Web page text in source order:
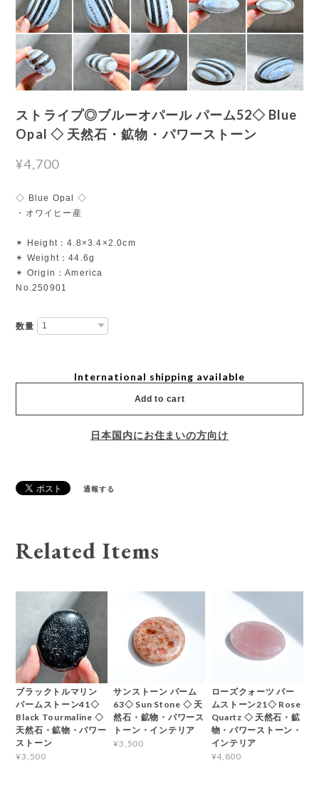
ストライプ◎ブルーオパール パーム52◇ Blue
Opal ◇ 天然石・鉱物・パワーストーン
¥4,700
◇ Blue Opal ◇
・オワイヒー産
✴︎ Height：4.8×3.4×2.0cm
✴︎ Weight：44.6g
✴︎ Origin：America
No.250901
数量
International shipping available
Add to cart
日本国内にお住まいの方向け
通報する
Related Items
ブラックトルマリン
パームストーン41◇
Black Tourmaline ◇
天然石・鉱物・パワー
ストーン
¥3,500
サンストーン パーム
63◇ Sun Stone ◇ 天
然石・鉱物・パワース
トーン・インテリア
¥3,500
ローズクォーツ パー
ムストーン21◇ Rose
Quartz ◇ 天然石・鉱
物・パワーストーン・
インテリア
¥4,800